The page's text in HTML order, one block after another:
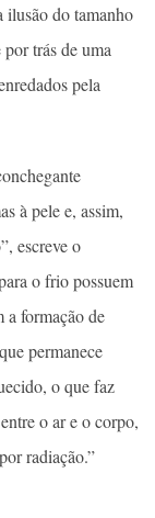
ilusão do tamanho
trás de uma
pela
à pele e, assim,
escreve o
o frio possuem
a formação de
permanece
o que faz
o ar e o corpo,
radiação.”